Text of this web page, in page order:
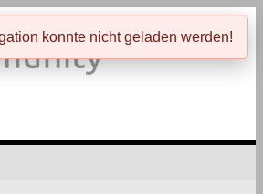
konnte nicht geladen werden!